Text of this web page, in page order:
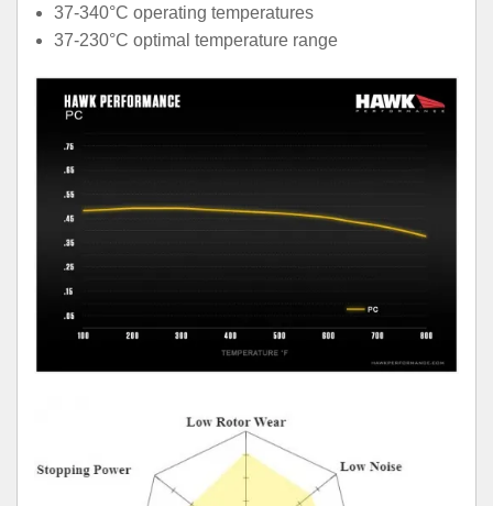
37-340°C operating temperatures
37-230°C optimal temperature range